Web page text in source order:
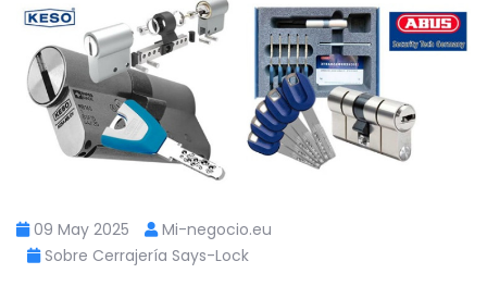
09 May 2025
Mi-negocio.eu
Sobre Cerrajería Says-Lock